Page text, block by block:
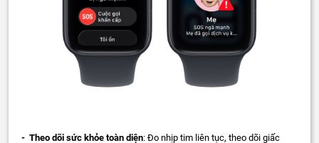
- Theo dõi sức khỏe toàn diện: Đo nhịp tim liên tục, theo dõi giấc